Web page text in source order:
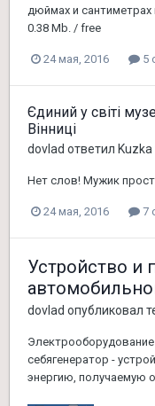
дюймах и
0.38 Mb. / free
24 мая, 2016 5
Єдиний у світі
Вінниці
dovlad ответил Kuzka
Нет слов! Мужик
24 мая, 2016 7
Устройство и
dovlad опубликовал
себягенератор -
энергию, получаемую